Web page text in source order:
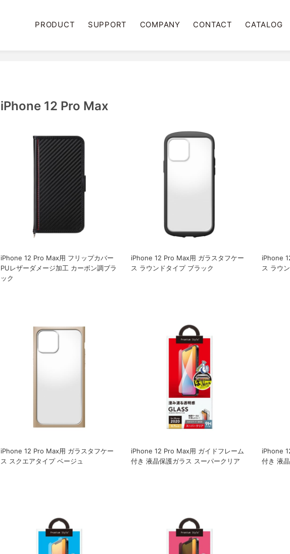
PRODUCT SUPPORT COMPANY CONTACT CATALOG
iPhone 12 Pro Max
iPhone 12 Pro Max用 フリップカバー
PUレザーダメージ加工 カーボン調ブラ
ック
iPhone 12 Pro Max用 ガラスタフケー
ス ラウンドタイプ ブラック
iPhone
ス ラウ
iPhone 12 Pro Max用 ガラスタフケー
ス スクエアタイプ ベージュ
iPhone 12 Pro Max用 ガイドフレーム
付き 液晶保護ガラス スーパークリア
iPhone
付き 液